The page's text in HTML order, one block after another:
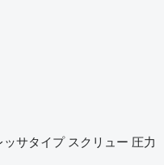
ッサタイプ スクリュー 圧力